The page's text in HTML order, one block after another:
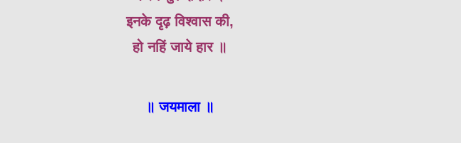
इनके दृढ़ विश्वास की,
हो नहिं जाये हार ॥
॥ जयमाला ॥